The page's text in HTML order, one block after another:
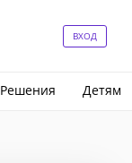
ВХОД
Решения Детям